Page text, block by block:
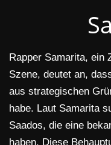
Rapper Samarita, ein
Szene, deutet an,
aus strategischen
habe. Laut Samarita
Saados, die eine
haben. Diese